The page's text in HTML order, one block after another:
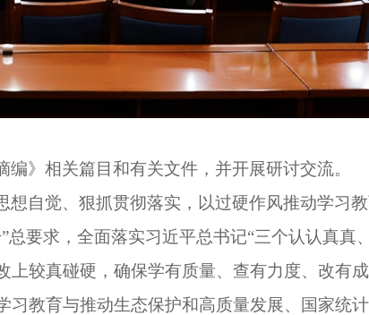
》相关篇目和有关文件，并开展研讨交流。
自觉、狠抓贯彻落实，以过硬作风推动学习
要求，全面落实习近平总书记“三个认认真真
较真碰硬，确保学有质量、查有力度、改有
教育与推动生态保护和高质量发展、国家统计